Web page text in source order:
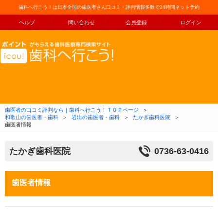
歯科へ行こう！は日本全国の歯医者さん口コミ・評判情報多数で24時間ネット予約
ヘルプ 問い合わせ 会員登録 ログイン
コンテンツへ移動
歯医者の口コミ評判なら｜歯科へ行こう！ＴＯＰページ
＞
和歌山の歯医者・歯科
＞ 岩出の歯医者・歯科 ＞ たかぎ歯科医院
＞
歯医者情報
たかぎ歯科医院 0736-63-0416
歯医者情報